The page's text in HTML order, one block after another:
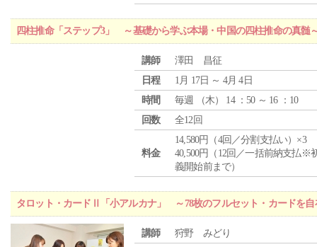
四柱推命「ステップ3」 ～基礎から学ぶ本場・中国の四柱推命の真髄
講師
澤田 昌征
日程
1月 17日 ～ 4月 4日
時間
毎週 （木） 14 ：50 ～ 16 ：10
回数
全12回
料金
14,580円（4回／分割支払い）×3
40,500円（12回／一括前納支払※
義開始前まで）
タロット・カードⅡ「小アルカナ」 ～78枚のフルセット・カードを自
講師 狩野 みどり